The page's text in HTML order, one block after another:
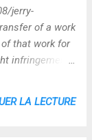
jerry-
of a work
that work for
infringement.
LA LECTURE